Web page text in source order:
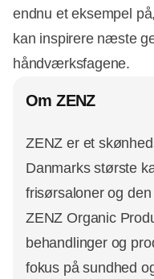
endnu et eksempel
kan inspirere næste
håndværksfagene.
Om ZENZ
ZENZ er et
Danmarks største
frisørsaloner og
ZENZ Organic
behandlinger og
fokus på sundhed